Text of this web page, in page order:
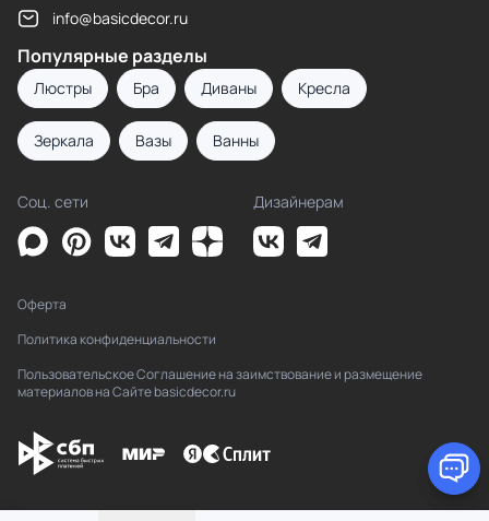
info@basicdecor.ru
Популярные разделы
Люстры Бра Диваны Кресла
Зеркала Вазы Ванны
Соц. сети Дизайнерам
Оферта
Политика конфиденциальности
Пользовательское Соглашение на заимствование и размещение
материалов на Сайте basicdecor.ru